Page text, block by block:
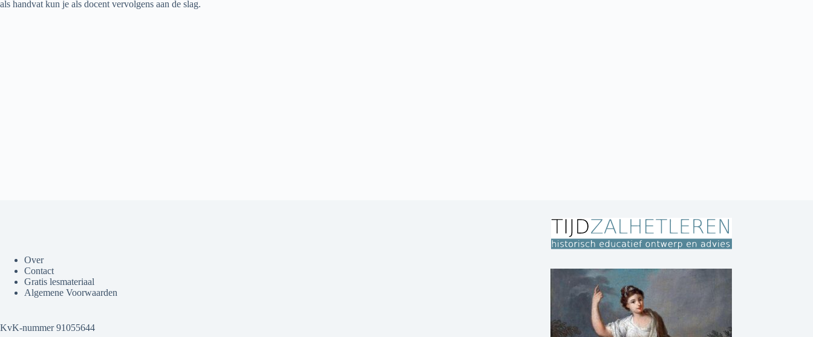
als handvat kun je als docent vervolgens aan de slag.
Over
Contact
Gratis lesmateriaal
Algemene Voorwaarden
KvK-nummer 91055644